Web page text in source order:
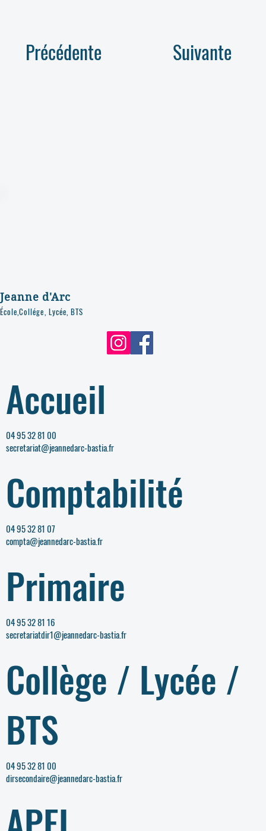
Suivante
Précédente
Accueil
04 95 32 81 00
secretariat@jeannedarc-bastia.fr
Comptabilité
04 95 32 81 07
compta@jeannedarc-bastia.fr
Primaire
04 95 32 81 16
secretariatdir1@jeannedarc-bastia.fr
Collège / Lycée /
BTS
04 95 32 81 00
dirsecondaire@jeannedarc-bastia.fr
Jeanne d'Arc
École,Collége, Lycée, BTS